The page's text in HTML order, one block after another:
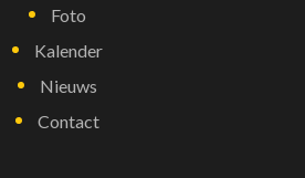
Foto
Kalender
Nieuws
Contact